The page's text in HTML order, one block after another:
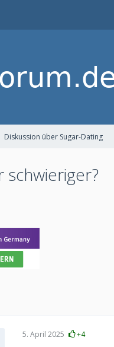
Diskussion über Sugar-Dating
schwieriger?
5. April 2025 +4